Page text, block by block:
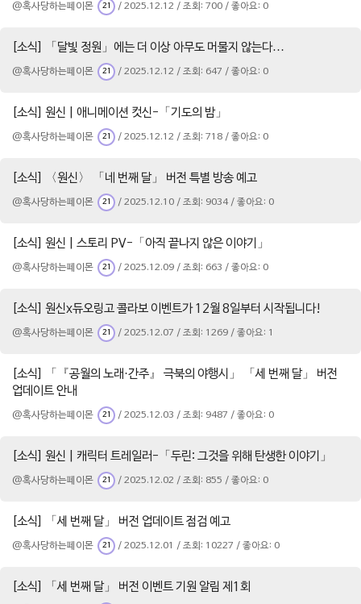
@혹사당하는페이몬 21 / 2025.12.12 / 조회: 700 / 좋아요: 0
[소식] 「달빛 정원」에는 더 이상 아무도 머물지 않는다…
@혹사당하는페이몬 21 / 2025.12.12 / 조회: 647 / 좋아요: 0
[소식] 원신 | 애니메이션 컷신-「기도의 밤」
@혹사당하는페이몬 21 / 2025.12.12 / 조회: 718 / 좋아요: 0
[소식] 〈원신〉 「네 번째 달」 버전 특별 방송 예고
@혹사당하는페이몬 21 / 2025.12.10 / 조회: 9034 / 좋아요: 0
[소식] 원신 | 스토리 PV-「아직 끝나지 않은 이야기」
@혹사당하는페이몬 21 / 2025.12.09 / 조회: 663 / 좋아요: 0
[소식] 원신x듀오링고 콜라보 이벤트가 12월 8일부터 시작됩니다!
@혹사당하는페이몬 21 / 2025.12.07 / 조회: 1269 / 좋아요: 1
[소식] 「『공월의 노래·간주』 극북의 야행시」 「세 번째 달」 버전
업데이트 안내
@혹사당하는페이몬 21 / 2025.12.03 / 조회: 9487 / 좋아요: 0
[소식] 원신 | 캐릭터 트레일러-「두린: 그것을 위해 탄생한 이야기」
@혹사당하는페이몬 21 / 2025.12.02 / 조회: 855 / 좋아요: 0
[소식] 「세 번째 달」 버전 업데이트 점검 예고
@혹사당하는페이몬 21 / 2025.12.01 / 조회: 10227 / 좋아요: 0
[소식] 「세 번째 달」 버전 이벤트 기원 알림 제1회